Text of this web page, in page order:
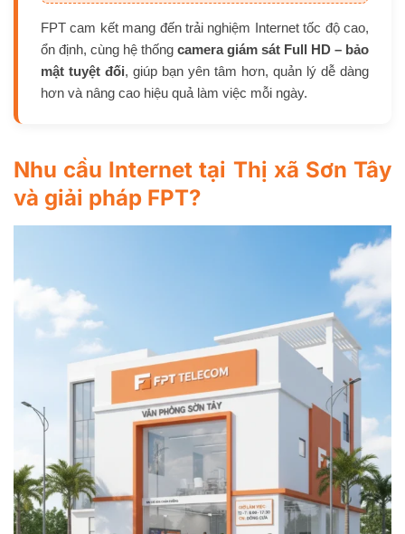
FPT cam kết mang đến trải nghiệm Internet tốc độ cao,
ổn định, cùng hệ thống camera giám sát Full HD – bảo
mật tuyệt đối, giúp bạn yên tâm hơn, quản lý dễ dàng
hơn và nâng cao hiệu quả làm việc mỗi ngày.
Nhu cầu Internet tại Thị xã Sơn Tây
và giải pháp FPT?